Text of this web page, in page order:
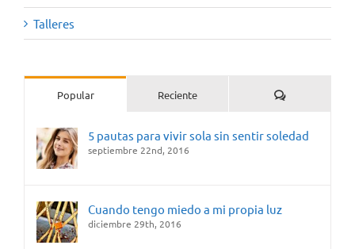
Talleres
Popular Reciente Comentarios
5 pautas para vivir sola sin sentir soledad
septiembre 22nd, 2016
Cuando tengo miedo a mi propia luz
diciembre 29th, 2016